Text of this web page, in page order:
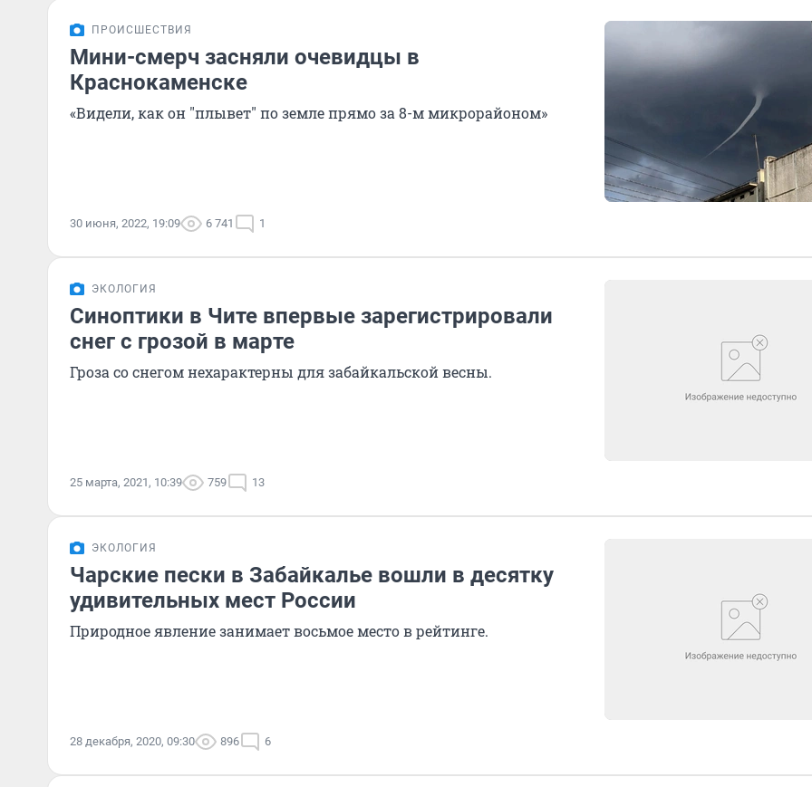
ПРОИСШЕСТВИЯ
Мини-смерч засняли очевидцы в
Краснокаменске
«Видели, как он "плывет" по земле прямо за 8-м микрорайоном»
30 июня, 2022, 19:09 6 741 1
ЭКОЛОГИЯ
Синоптики в Чите впервые зарегистрировали
снег с грозой в марте
Гроза со снегом нехарактерны для забайкальской весны.
25 марта, 2021, 10:39 759 13
ЭКОЛОГИЯ
Чарские пески в Забайкалье вошли в десятку
удивительных мест России
Природное явление занимает восьмое место в рейтинге.
28 декабря, 2020, 09:30 896 6